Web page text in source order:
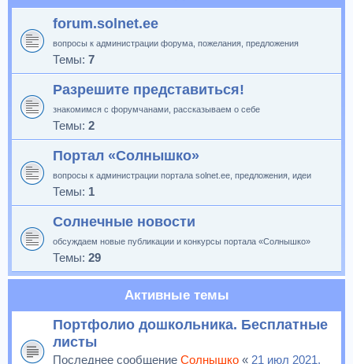
forum.solnet.ee
вопросы к администрации форума, пожелания, предложения
Темы: 7
Разрешите представиться!
знакомимся с форумчанами, рассказываем о себе
Темы: 2
Портал «Солнышко»
вопросы к администрации портала solnet.ee, предложения, идеи
Темы: 1
Солнечные новости
обсуждаем новые публикации и конкурсы портала «Солнышко»
Темы: 29
Активные темы
Портфолио дошкольника. Бесплатные
листы
Последнее сообщение Солнышко « 21 июл 2021,